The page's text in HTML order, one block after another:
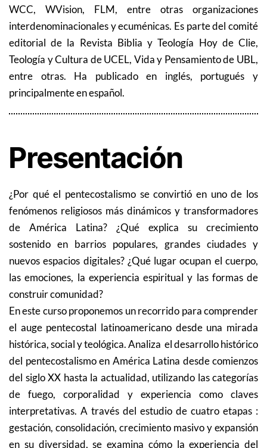
WCC, WVision, FLM, entre otras organizaciones
interdenominacionales y ecuménicas. Es parte del comité
editorial de la Revista Biblia y Teología Hoy de Clie,
Teología y Cultura de UCEL, Vida y Pensamiento de UBL,
entre otras. Ha publicado en inglés, portugués y
principalmente en español.
Presentación
¿Por qué el pentecostalismo se convirtió en uno de los
fenómenos religiosos más dinámicos y transformadores
de América Latina? ¿Qué explica su crecimiento
sostenido en barrios populares, grandes ciudades y
nuevos espacios digitales? ¿Qué lugar ocupan el cuerpo,
las emociones, la experiencia espiritual y las formas de
construir comunidad?
En este curso proponemos un recorrido para comprender
el auge pentecostal latinoamericano desde una mirada
histórica, social y teológica. Analiza el desarrollo histórico
del pentecostalismo en América Latina desde comienzos
del siglo XX hasta la actualidad, utilizando las categorías
de fuego, corporalidad y experiencia como claves
interpretativas. A través del estudio de cuatro etapas :
gestación, consolidación, crecimiento masivo y expansión
en su diversidad, se examina cómo la experiencia del